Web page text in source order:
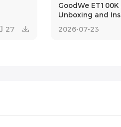
27
GoodWe ET100K
Unboxing and
2026-07-23